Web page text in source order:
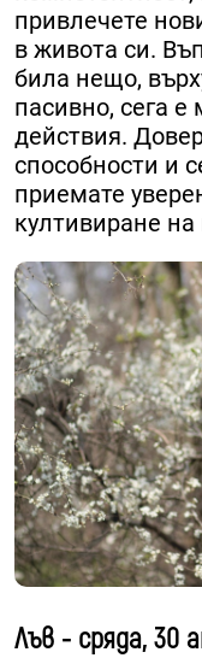
привлечете
в живота си.
била нещо,
пасивно, сега
действия.
способности и
приемате
култивиране на
Лъв - сряда, 30